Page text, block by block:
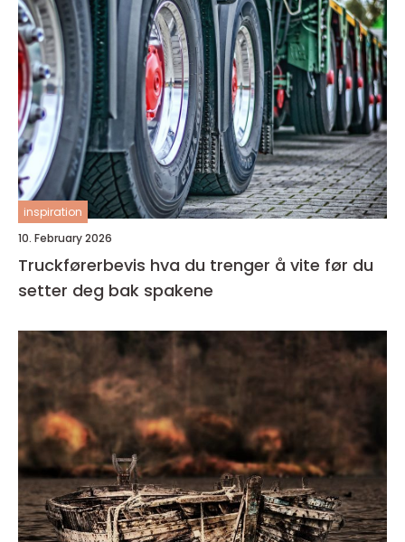
inspiration
10. February 2026
Truckførerbevis hva du trenger å vite før du
setter deg bak spakene